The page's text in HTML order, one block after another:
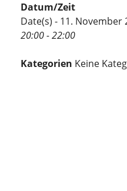
Datum/Zeit
Date(s) - 11. November
20:00 - 22:00
Kategorien Keine